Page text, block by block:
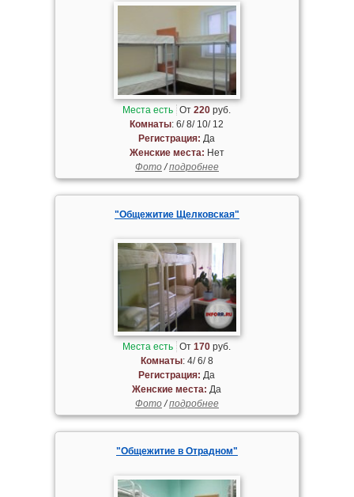
Места есть От220 руб.
Комнаты: 6/ 8/ 10/ 12
Регистрация: Да
Женские места: Нет
Фото/подробнее
"Общежитие Щелковская"
Места есть От170 руб.
Комнаты: 4/ 6/ 8
Регистрация: Да
Женские места: Да
Фото/подробнее
"Общежитие в Отрадном"